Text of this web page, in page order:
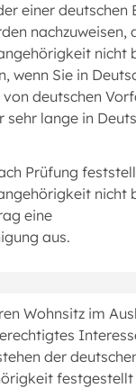
einer deutschen
nachzuweisen,
nicht
wenn Sie in
deutschen
lange in
Prüfung
nicht
eine
aus.
Wohnsitz im
der
festgestellt